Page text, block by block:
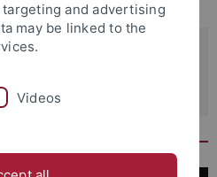
Elie Wiesel – Elie
Center
and advertising
may be linked to the
Videos